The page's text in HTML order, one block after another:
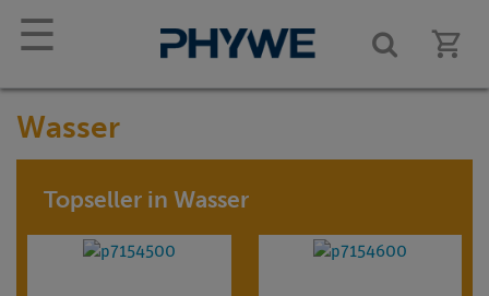
☰
Wasser
Topseller in Wasser